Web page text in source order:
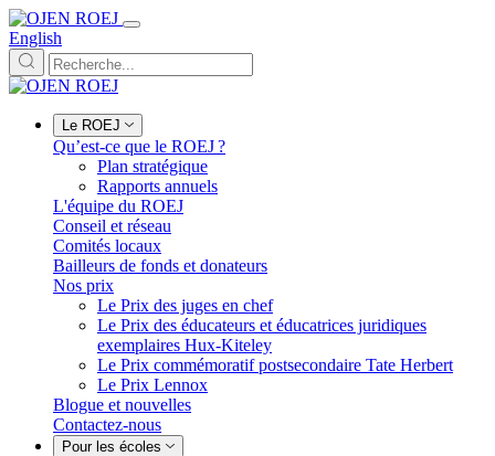
English
Le ROEJ
Qu’est-ce que le ROEJ ?
Plan stratégique
Rapports annuels
L'équipe du ROEJ
Conseil et réseau
Comités locaux
Bailleurs de fonds et donateurs
Nos prix
Le Prix des juges en chef
Le Prix des éducateurs et éducatrices juridiques
exemplaires Hux-Kiteley
Le Prix commémoratif postsecondaire Tate Herbert
Le Prix Lennox
Blogue et nouvelles
Contactez-nous
Pour les écoles